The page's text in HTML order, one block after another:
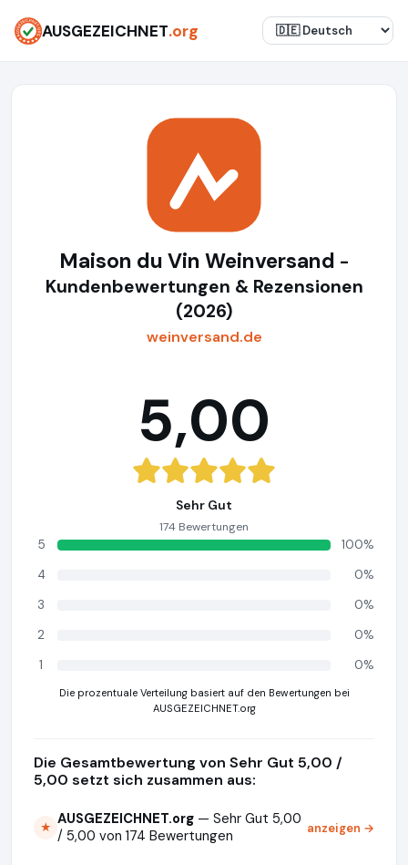
AUSGEZEICHNET.org
Maison du Vin Weinversand -
Kundenbewertungen & Rezensionen
(2026)
weinversand.de
5,00
Sehr Gut
174 Bewertungen
5
100%
4
0%
3
0%
2
0%
1
0%
Die prozentuale Verteilung basiert auf den Bewertungen bei
AUSGEZEICHNET.org
Die Gesamtbewertung von Sehr Gut 5,00 /
5,00 setzt sich zusammen aus:
★ AUSGEZEICHNET.org — Sehr Gut 5,00
/ 5,00 von 174 Bewertungen
anzeigen →